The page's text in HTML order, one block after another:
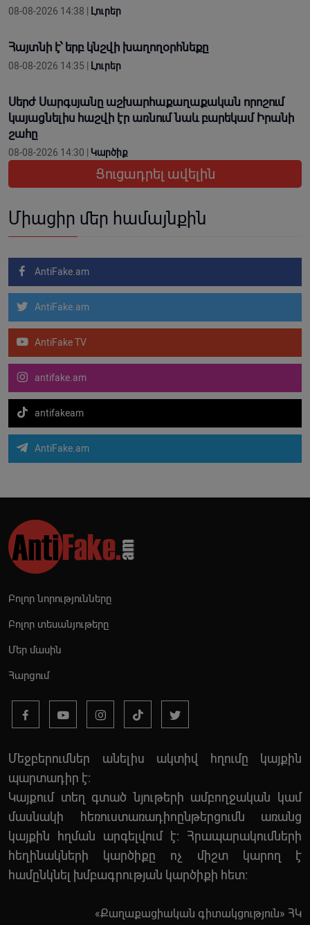
08-08-2026 14:38 | Լուրեր
Հայտնի է՝ երբ կնշվի խաղողօրհնեքը
08-08-2026 14:35 | Լուրեր
Սերժ Սարգսյանը աշխարհաքաղաքական որոշում
կայացնելիս հաշվի էր առնում նաև բարեկամ Իրանի
շահը
08-08-2026 14:30 | Կարծիք
Ցուցադրել ավելին
Միացիր մեր համայնքին
AntiFake.am
AntiFake.am
AntiFake TV
antifake.am
antifakeam
AntiFake.am
Բոլոր նորությունները
Բոլոր տեսանյութերը
Մեր մասին
Հարցում
Մեջբերումներ անելիս ակտիվ հղումը կայքին
պարտադիր է:
Կայքում տեղ գտած նյութերի ամբողջական կամ
մասնակի հեռուստառադիոընթերցումն առանց
կայքին հղման արգելվում է: Հրապարակումների
հեղինակների կարծիքը ոչ միշտ կարող է
համընկնել խմբագրության կարծիքի հետ:
«Քաղաքացիական գիտակցություն» ՀԿ